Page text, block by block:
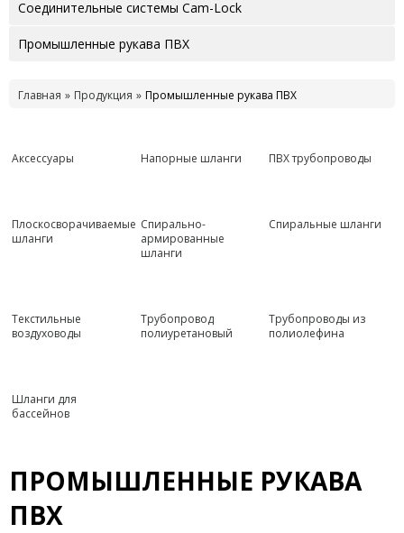
Соединительные системы Cam-Lock
Промышленные рукава ПВХ
Главная Продукция Промышленные рукава ПВХ
Аксессуары Напорные шланги ПВХ трубопроводы
Плоскосворачиваемые
шланги
Спирально-
армированные
шланги
Спиральные шланги
Текстильные
воздуховоды
Трубопровод
полиуретановый
Трубопроводы из
полиолефина
Шланги для
бассейнов
ПРОМЫШЛЕННЫЕ РУКАВА
ПВХ